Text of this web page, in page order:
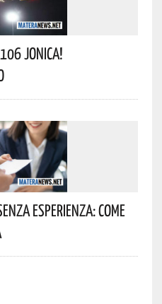
Jonica!
Esperienza: Come